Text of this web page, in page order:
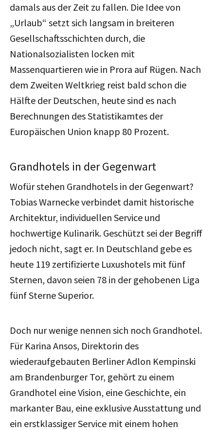
damals aus der Zeit zu fallen. Die Idee von
„Urlaub“ setzt sich langsam in breiteren
Gesellschaftsschichten durch, die
Nationalsozialisten locken mit
Massenquartieren wie in Prora auf Rügen. Nach
dem Zweiten Weltkrieg reist bald schon die
Hälfte der Deutschen, heute sind es nach
Berechnungen des Statistikamtes der
Europäischen Union knapp 80 Prozent.
Grandhotels in der Gegenwart
Wofür stehen Grandhotels in der Gegenwart?
Tobias Warnecke verbindet damit historische
Architektur, individuellen Service und
hochwertige Kulinarik. Geschützt sei der Begriff
jedoch nicht, sagt er. In Deutschland gebe es
heute 119 zertifizierte Luxushotels mit fünf
Sternen, davon seien 78 in der gehobenen Liga
fünf Sterne Superior.
Doch nur wenige nennen sich noch Grandhotel.
Für Karina Ansos, Direktorin des
wiederaufgebauten Berliner Adlon Kempinski
am Brandenburger Tor, gehört zu einem
Grandhotel eine Vision, eine Geschichte, ein
markanter Bau, eine exklusive Ausstattung und
ein erstklassiger Service mit einem hohen